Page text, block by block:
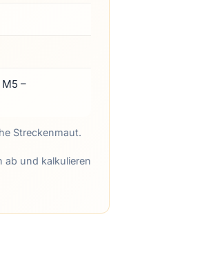
–
Streckenmaut.
ab und kalkulieren